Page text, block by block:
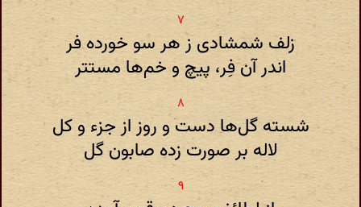
زلف شمشادی ز هر سو خورده فر
اندر آن فِر، پیچ و خم‌ها مستتر
شسته گل‌ها دست‌ و روز از جزء و کل
لاله بر صورت زده صابون گل